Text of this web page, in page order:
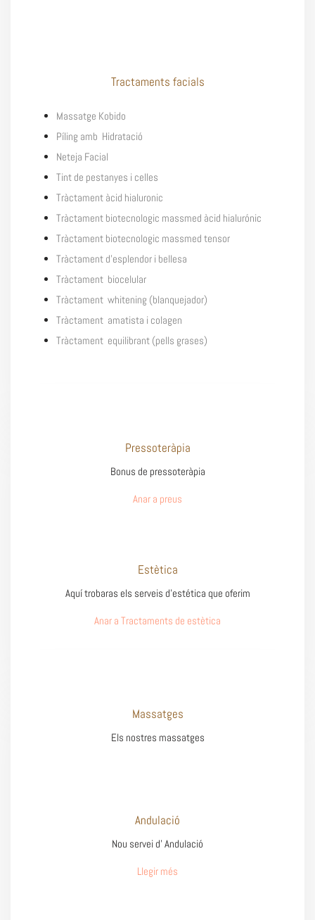
Tractaments facials
Massatge Kobido
Píling amb Hidratació
Neteja Facial
Tint de pestanyes i celles
Tràctament àcid hialuronic
Tràctament biotecnologic massmed àcid hialurónic
Tràctament biotecnologic massmed tensor
Tràctament d’esplendor i bellesa
Tràctament biocelular
Tràctament whitening (blanquejador)
Tràctament amatista i colagen
Tràctament equilibrant (pells grases)
Pressoteràpia
Bonus de pressoteràpia
Anar a preus
Estètica
Aquí trobaras els serveis d’estética que oferim
Anar a Tractaments de estètica
Massatges
Els nostres massatges
Andulació
Nou servei d’ Andulació
Llegir més